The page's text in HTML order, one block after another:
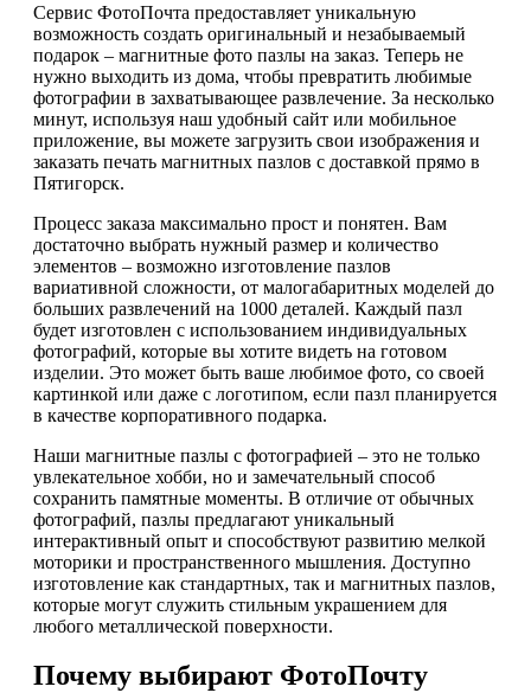
Сервис ФотоПочта предоставляет уникальную
возможность создать оригинальный и незабываемый
подарок – магнитные фото пазлы на заказ. Теперь не
нужно выходить из дома, чтобы превратить любимые
фотографии в захватывающее развлечение. За несколько
минут, используя наш удобный сайт или мобильное
приложение, вы можете загрузить свои изображения и
заказать печать магнитных пазлов с доставкой прямо в
Пятигорск.
Процесс заказа максимально прост и понятен. Вам
достаточно выбрать нужный размер и количество
элементов – возможно изготовление пазлов
вариативной сложности, от малогабаритных моделей до
больших развлечений на 1000 деталей. Каждый пазл
будет изготовлен с использованием индивидуальных
фотографий, которые вы хотите видеть на готовом
изделии. Это может быть ваше любимое фото, со своей
картинкой или даже с логотипом, если пазл планируется
в качестве корпоративного подарка.
Наши магнитные пазлы с фотографией – это не только
увлекательное хобби, но и замечательный способ
сохранить памятные моменты. В отличие от обычных
фотографий, пазлы предлагают уникальный
интерактивный опыт и способствуют развитию мелкой
моторики и пространственного мышления. Доступно
изготовление как стандартных, так и магнитных пазлов,
которые могут служить стильным украшением для
любого металлической поверхности.
Почему выбирают ФотоПочту